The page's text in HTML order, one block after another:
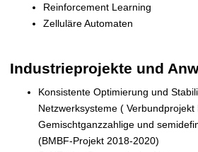
Reinforcement Learning
Zelluläre Automaten
Industrieprojekte und
Konsistente Optimierung und
Netzwerksysteme ( Verbundprojekt
Gemischtganzzahlige und
(BMBF-Projekt 2018-2020)